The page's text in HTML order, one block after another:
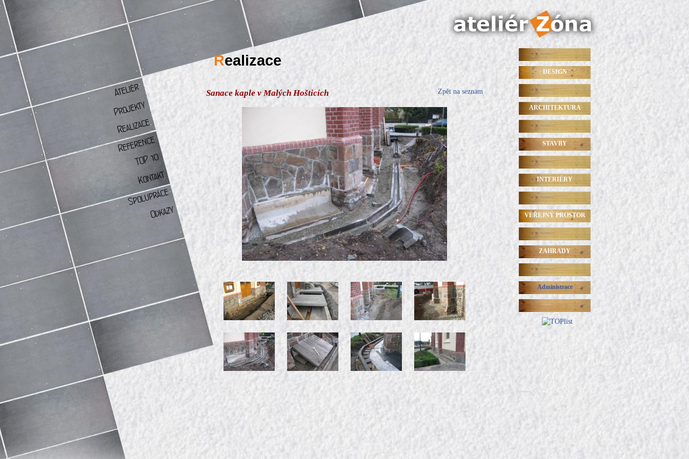
Realizace
Zpět na seznam
Sanace kaple v Malých Hošticích
DESIGN
ARCHITEKTURA
STAVBY
INTERIÉRY
VEŘEJNÝ PROSTOR
ZAHRADY
Administrace